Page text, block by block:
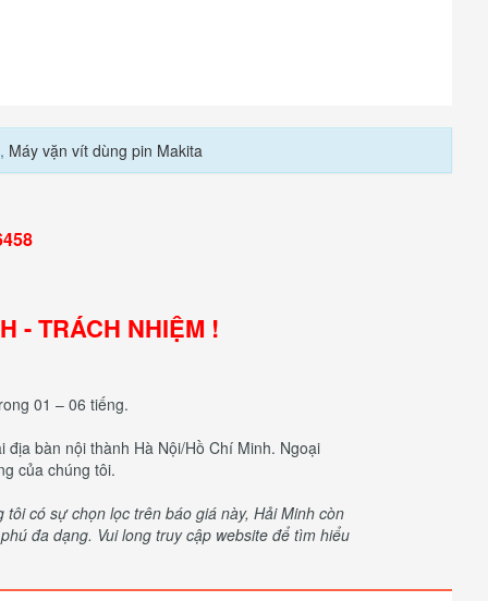
, Máy vặn vít dùng pin Makita
- TRÁCH NHIỆM !
01 – 06 tiếng.
bàn nội thành Hà Nội/Hồ Chí Minh. Ngoại
của chúng tôi.
có sự chọn lọc trên báo giá này, Hải Minh còn
đa dạng. Vui long truy cập website để tìm hiểu